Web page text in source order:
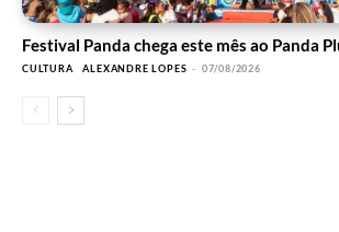
Festival Panda chega este mês ao Panda
CULTURA ALEXANDRE LOPES - 07/08/2026